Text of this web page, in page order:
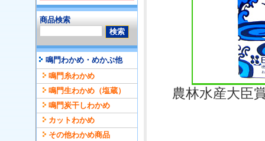
商品検索
鳴門わかめ・めかぶ他
鳴門糸わかめ
鳴門生わかめ（塩蔵）
鳴門炭干しわかめ
カットわかめ
その他わかめ商品
農林水産大臣